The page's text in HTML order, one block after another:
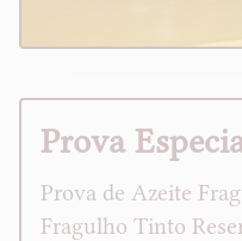
Prova
Prova de Azeite
Fragulho Tinto